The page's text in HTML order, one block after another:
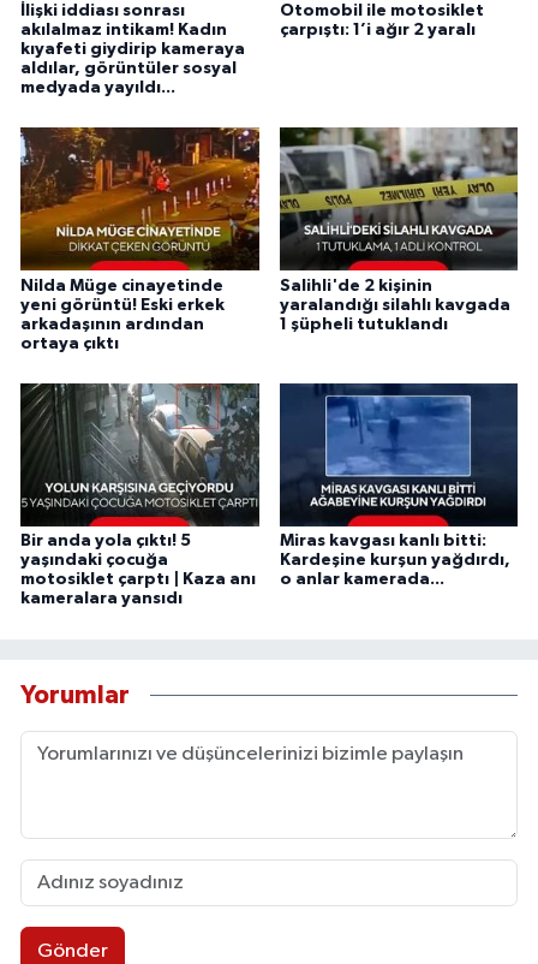
İlişki iddiası sonrası
akılalmaz intikam! Kadın
kıyafeti giydirip kameraya
aldılar, görüntüler sosyal
medyada yayıldı...
Otomobil ile motosiklet
çarpıştı: 1’i ağır 2 yaralı
Nilda Müge cinayetinde
yeni görüntü! Eski erkek
arkadaşının ardından
ortaya çıktı
Salihli'de 2 kişinin
yaralandığı silahlı kavgada
1 şüpheli tutuklandı
Bir anda yola çıktı! 5
yaşındaki çocuğa
motosiklet çarptı | Kaza anı
kameralara yansıdı
Miras kavgası kanlı bitti:
Kardeşine kurşun yağdırdı,
o anlar kamerada...
Yorumlar
Gönder